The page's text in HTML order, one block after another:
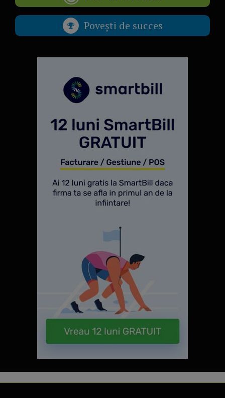
Povești de succes